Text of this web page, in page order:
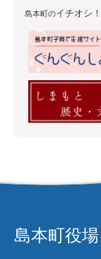
島本町のイチオシ！
島本町役場